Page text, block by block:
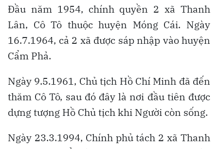
Một trong những thế mạnh của đặc khu Cô Tô là đánh
bắt hải sản
Du khách tắm biển Cô Tô
Không chỉ tập trung vào du lịch biển, Cô Tô còn khai
thác thế mạnh du lịch cộng đồng trên các đảo của đặc